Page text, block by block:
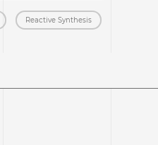
Reactive Synthesis